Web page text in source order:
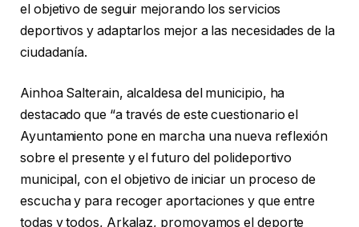
el objetivo de seguir mejorando los servicios
deportivos y adaptarlos mejor a las necesidades de la
ciudadanía.
Ainhoa Salterain, alcaldesa del municipio, ha
destacado que “a través de este cuestionario el
Ayuntamiento pone en marcha una nueva reflexión
sobre el presente y el futuro del polideportivo
municipal, con el objetivo de iniciar un proceso de
escucha y para recoger aportaciones y que entre
todas y todos, Arkalaz, promovamos el deporte